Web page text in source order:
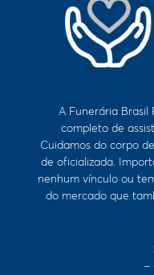
A Funerária Brasil
completo de
Cuidamos do corpo
de oficializada.
nenhum vínculo ou
do mercado que
–